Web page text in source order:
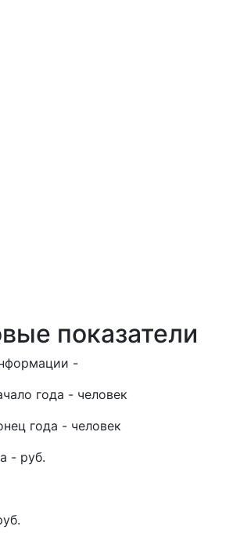
показатели
-
года - человек
года - человек
- руб.